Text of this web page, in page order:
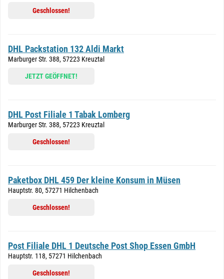
Geschlossen!
DHL Packstation 132 Aldi Markt
Marburger Str. 388, 57223 Kreuztal
JETZT GEÖFFNET!
DHL Post Filiale 1 Tabak Lomberg
Marburger Str. 388, 57223 Kreuztal
Geschlossen!
Paketbox DHL 459 Der kleine Konsum in Müsen
Hauptstr. 80, 57271 Hilchenbach
Geschlossen!
Post Filiale DHL 1 Deutsche Post Shop Essen GmbH
Hauptstr. 118, 57271 Hilchenbach
Geschlossen!